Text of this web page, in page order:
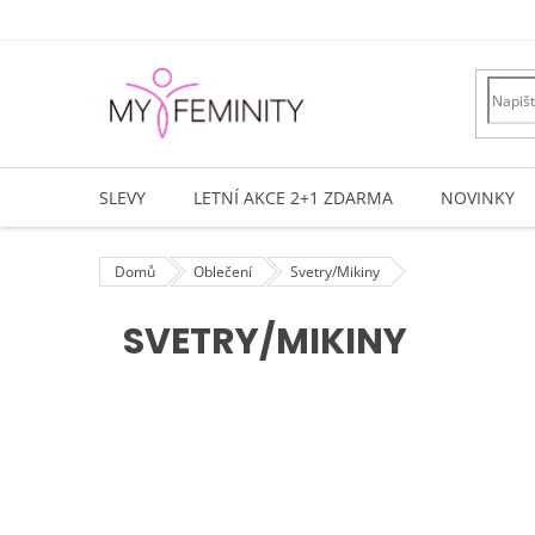
SLEVY LETNÍ AKCE 2+1 ZDARMA NOVINKY
Domů Oblečení Svetry/Mikiny
SVETRY/MIKINY